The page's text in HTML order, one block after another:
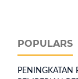
POPULARS
PENINGKATAN